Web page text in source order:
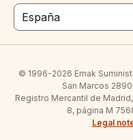
España
© 1996-2026 Emak
San Marcos
Registro Mercantil de
8, página M
Legal